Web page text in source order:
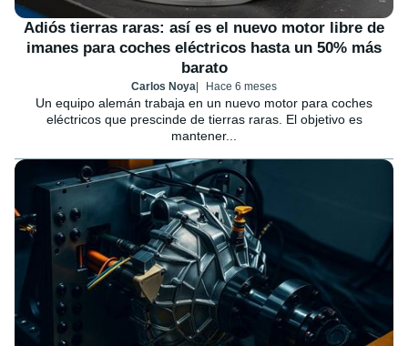
Adiós tierras raras: así es el nuevo motor libre de
imanes para coches eléctricos hasta un 50% más
barato
Carlos Noya Hace 6 meses
Un equipo alemán trabaja en un nuevo motor para coches
eléctricos que prescinde de tierras raras. El objetivo es
mantener...